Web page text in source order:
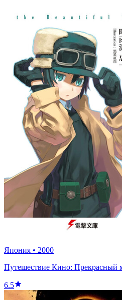
Япония • 2000
Путешествие Кино: Прекрасный
6.5